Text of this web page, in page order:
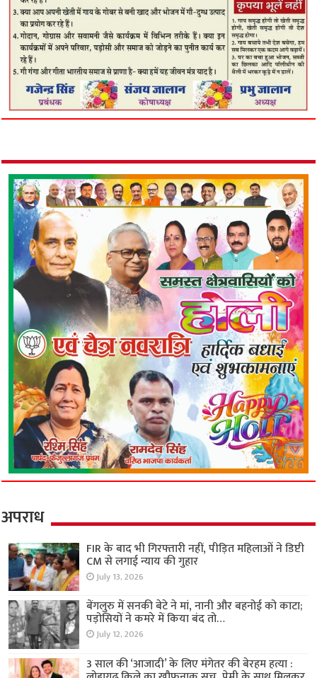
अपराध
FIR के बाद भी गिरफ्तारी नहीं, पीड़ित महिलाओं ने डिप्टी
CM से लगाई न्याय की गुहार
July 13, 2026
बेंगलुरु में सनकी बेटे ने मां, नानी और बहनोई को काटा;
पड़ोसियों ने कमरे में किया बंद तो…
July 12, 2026
3 साल की ‘आजादी’ के लिए मंगेतर की बेरहम हत्या :